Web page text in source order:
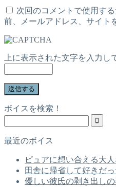
次回のコメントで使用す
前、メールアドレス、サイト
上に表示された文字を入力し
ボイスを検索！
最近のボイス
ピュアに想い合える大人
田舎に帰省して好きだ
優しい彼氏の剥き出し